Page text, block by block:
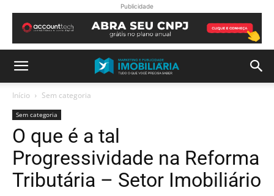
Publicidade
Início Sem categoria
Sem categoria
O que é a tal
Progressividade na Reforma
Tributária – Setor Imobiliário